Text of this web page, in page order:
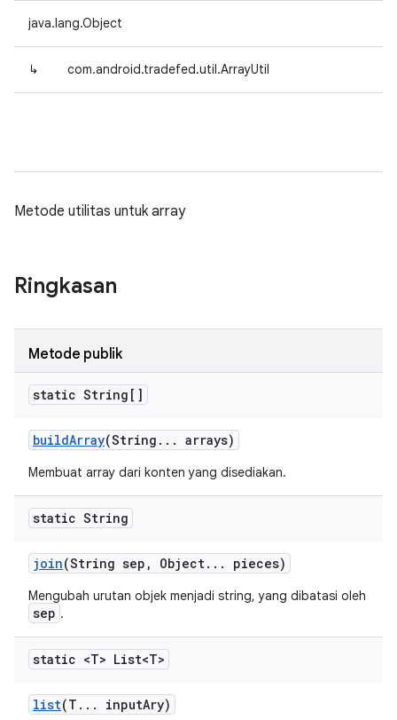
java.lang.Object
↳ com.android.tradefed.util.ArrayUtil
Metode utilitas untuk array
Ringkasan
Metode publik
static String[]
buildArray(String . . . arrays)
Membuat array dari konten yang disediakan.
static String
join(String sep , Object. . . pieces)
Mengubah urutan objek menjadi string, yang dibatasi oleh
sep .
static <T> List<T>
list(T . . . inputAry)